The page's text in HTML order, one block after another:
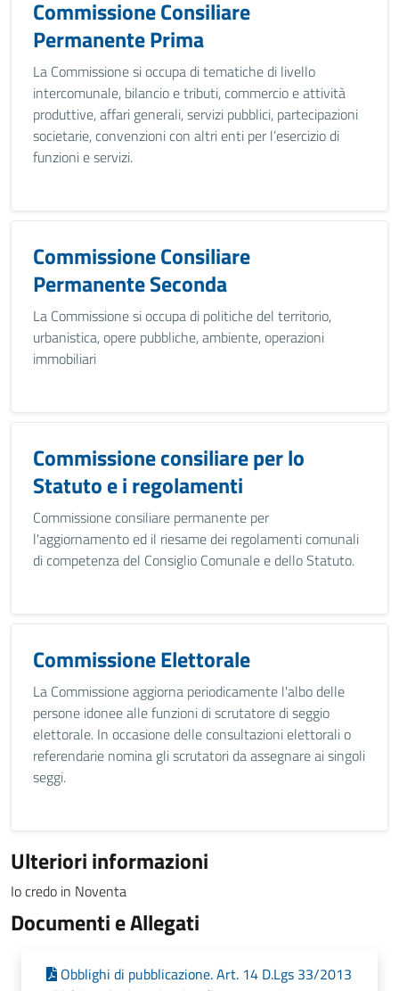
Commissione Consiliare
Permanente Prima
La Commissione si occupa di tematiche di livello
intercomunale, bilancio e tributi, commercio e attività
produttive, affari generali, servizi pubblici, partecipazioni
societarie, convenzioni con altri enti per l’esercizio di
funzioni e servizi.
Commissione Consiliare
Permanente Seconda
La Commissione si occupa di politiche del territorio,
urbanistica, opere pubbliche, ambiente, operazioni
immobiliari
Commissione consiliare per lo
Statuto e i regolamenti
Commissione consiliare permanente per
l'aggiornamento ed il riesame dei regolamenti comunali
di competenza del Consiglio Comunale e dello Statuto.
Commissione Elettorale
La Commissione aggiorna periodicamente l'albo delle
persone idonee alle funzioni di scrutatore di seggio
elettorale. In occasione delle consultazioni elettorali o
referendarie nomina gli scrutatori da assegnare ai singoli
seggi.
Ulteriori informazioni
Io credo in Noventa
Documenti e Allegati
Obblighi di pubblicazione. Art. 14 D.Lgs 33/2013